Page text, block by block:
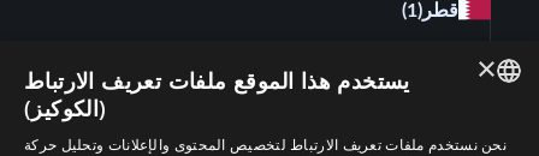
قطر (1)
×
يستخدم هذا الموقع ملفات تعريف الارتباط
(الكوكيز)
نحن نستخدم ملفات تعريف الارتباط لتخصيص المحتوى والإعلانات وتحليل حركة